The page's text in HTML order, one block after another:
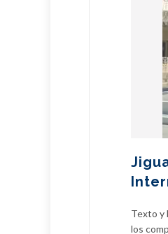
Texto y
los